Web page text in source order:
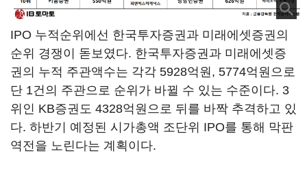
IPO 누적순위에선 한국투자증권과 미래에셋증권의
순위 경쟁이 돋보였다. 한국투자증권과 미래에셋증
권의 누적 주관액수는 각각 5928억원, 5774억원으로
단 1건의 주관으로 순위가 바뀔 수 있는 수준이다. 3
위인 KB증권도 4328억원으로 뒤를 바짝 추격하고 있
다. 하반기 예정된 시가총액 조단위 IPO를 통해 막판
역전을 노린다는 계획이다.